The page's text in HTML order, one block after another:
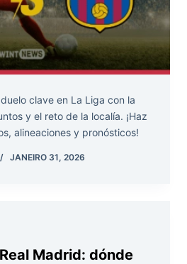
clave en La Liga con la
y el reto de la localía. ¡Haz
alineaciones y pronósticos!
JANEIRO 31, 2026
Madrid: dónde